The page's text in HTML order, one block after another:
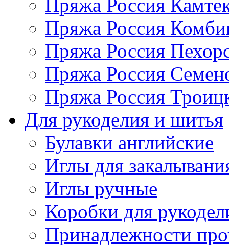
Пряжа Россия
Пряжа Россия
Пряжа Россия
Пряжа Россия
Пряжа Россия
Для рукоделия и шитья
Булавки английские
Иглы для
Иглы ручные
Коробки для
Принадлежности